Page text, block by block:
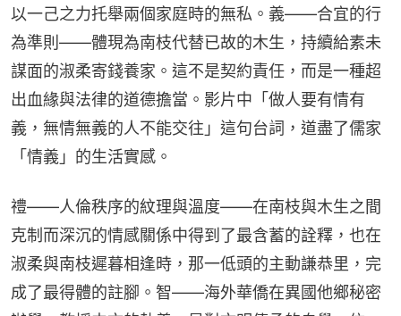
以一己之力托舉兩個家庭時的無私。義——合宜的行
為準則——體現為南枝代替已故的木生，持續給素未
謀面的淑柔寄錢養家。這不是契約責任，而是一種超
出血緣與法律的道德擔當。影片中「做人要有情有
義，無情無義的人不能交往」這句台詞，道盡了儒家
「情義」的生活實感。
禮——人倫秩序的紋理與溫度——在南枝與木生之間
克制而深沉的情感關係中得到了最含蓄的詮釋，也在
淑柔與南枝遲暮相逢時，那一低頭的主動謙恭里，完
成了最得體的註腳。智——海外華僑在異國他鄉秘密